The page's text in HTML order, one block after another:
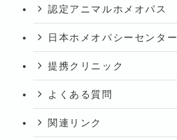
認定アニマルホメオパス
日本ホメオパシーセンター
提携クリニック
よくある質問
関連リンク